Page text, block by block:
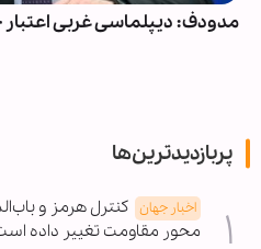
مدودف: دیپلماسی غربی
پربازدیدترین‌ها
اخبار جهان کنترل هرمز و
محور مقاومت تغییر داده